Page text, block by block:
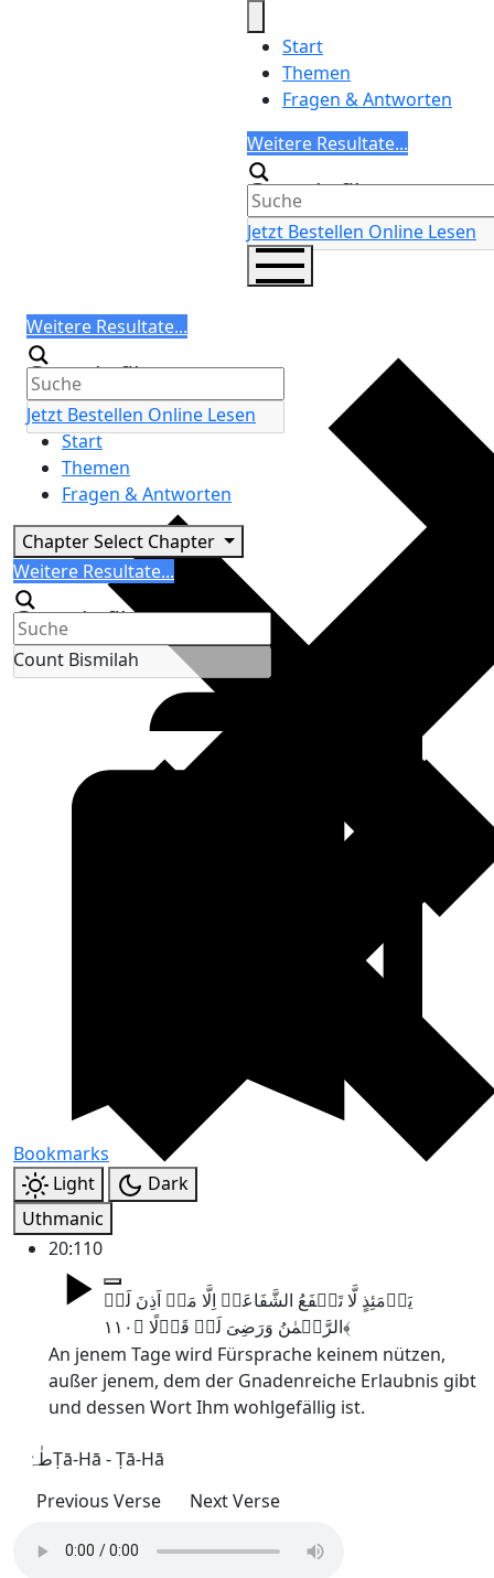
Start
Themen
Fragen & Antworten
Search
Weitere Resultate...
Generic filters
Jetzt Bestellen Online Lesen
Search
Weitere Resultate...
Generic filters
Jetzt Bestellen Online Lesen
Start
Themen
Fragen & Antworten
ChapterSelect Chapter
Search
Weitere Resultate...
Generic filters
Count Bismilah
Bookmarks
Light
Dark
Uthmanic
20:110
یَوۡمَئِذٍ لَّا تَنۡفَعُ الشَّفَاعَۃُ اِلَّا مَنۡ اَذِنَ لَہُ
الرَّحۡمٰنُ وَرَضِیَ لَہٗ قَوۡلًا ﴿۱۱۰﴾
An jenem Tage wird Fürsprache keinem nützen,
außer jenem, dem der Gnadenreiche Erlaubnis gibt
und dessen Wort Ihm wohlgefällig ist.
طٰہٰṬā-Hā - Ṭā-Hā
Previous Verse
Next Verse